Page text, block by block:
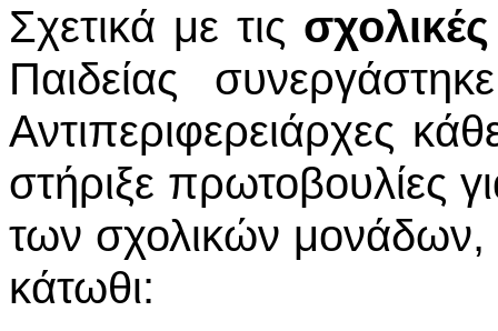
Σχετικά με τις
Παιδείας
Αντιπεριφερειάρχες
στήριξε πρωτοβουλίες
των σχολικών
κάτωθι: